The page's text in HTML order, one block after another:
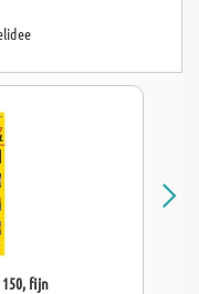
fijn